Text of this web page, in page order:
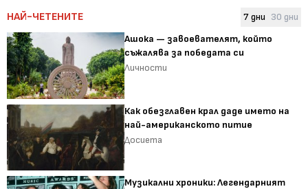
НАЙ-ЧЕТЕНИТЕ 7 дни 30 дни
Ашока — завоевателят, който
съжалява за победата си
Личности
Как обезглавен крал даде името на
най-американското питие
Досиета
Музикални хроники: Легендарният